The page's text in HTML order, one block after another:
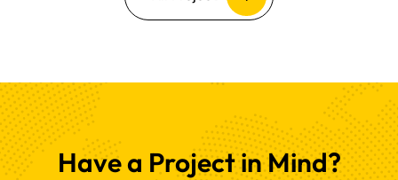
Have a Project in Mind?